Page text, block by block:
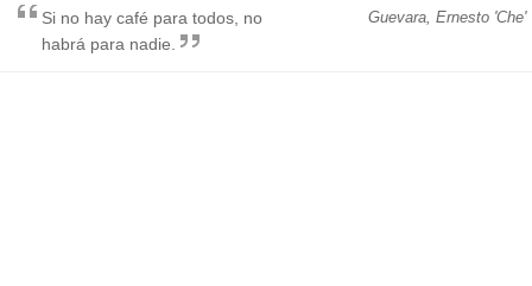
Guevara, Ernesto 'Che'
Si no hay café para todos, no
habrá para nadie.